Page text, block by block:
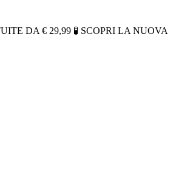
DA € 29,99 🧪 SCOPRI LA NUOVA